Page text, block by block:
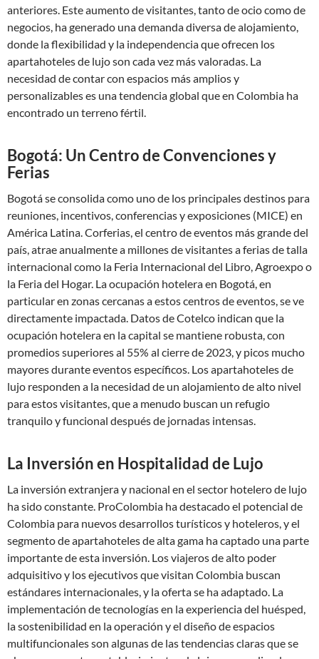
anteriores. Este aumento de visitantes, tanto de ocio como de
negocios, ha generado una demanda diversa de alojamiento,
donde la flexibilidad y la independencia que ofrecen los
apartahoteles de lujo son cada vez más valoradas. La
necesidad de contar con espacios más amplios y
personalizables es una tendencia global que en Colombia ha
encontrado un terreno fértil.
Bogotá: Un Centro de Convenciones y
Ferias
Bogotá se consolida como uno de los principales destinos para
reuniones, incentivos, conferencias y exposiciones (MICE) en
América Latina. Corferias, el centro de eventos más grande del
país, atrae anualmente a millones de visitantes a ferias de talla
internacional como la Feria Internacional del Libro, Agroexpo o
la Feria del Hogar. La ocupación hotelera en Bogotá, en
particular en zonas cercanas a estos centros de eventos, se ve
directamente impactada. Datos de Cotelco indican que la
ocupación hotelera en la capital se mantiene robusta, con
promedios superiores al 55% al cierre de 2023, y picos mucho
mayores durante eventos específicos. Los apartahoteles de
lujo responden a la necesidad de un alojamiento de alto nivel
para estos visitantes, que a menudo buscan un refugio
tranquilo y funcional después de jornadas intensas.
La Inversión en Hospitalidad de Lujo
La inversión extranjera y nacional en el sector hotelero de lujo
ha sido constante. ProColombia ha destacado el potencial de
Colombia para nuevos desarrollos turísticos y hoteleros, y el
segmento de apartahoteles de alta gama ha captado una parte
importante de esta inversión. Los viajeros de alto poder
adquisitivo y los ejecutivos que visitan Colombia buscan
estándares internacionales, y la oferta se ha adaptado. La
implementación de tecnologías en la experiencia del huésped,
la sostenibilidad en la operación y el diseño de espacios
multifuncionales son algunas de las tendencias claras que se